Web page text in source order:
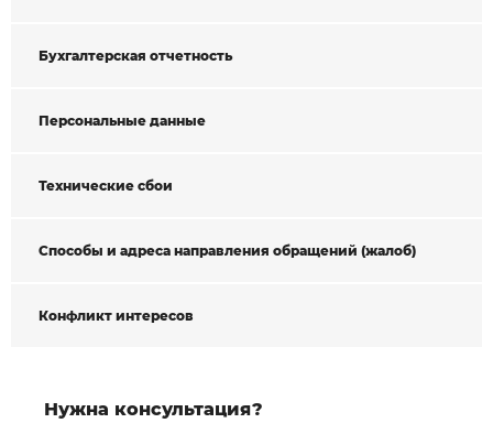
Бухгалтерская отчетность
Персональные данные
Технические сбои
Способы и адреса направления обращений (жалоб)
Конфликт интересов
Нужна консультация?